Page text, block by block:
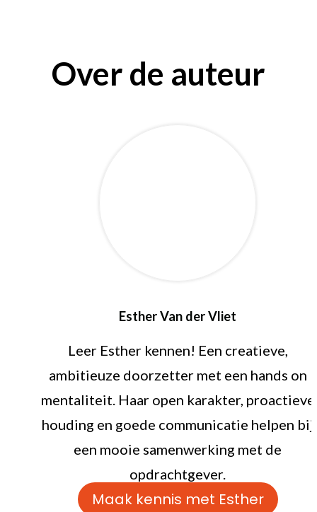
Over de auteur
Esther Van der Vliet
Leer Esther kennen! Een creatieve,
ambitieuze doorzetter met een hands on
mentaliteit. Haar open karakter, proactieve
houding en goede communicatie helpen bij
een mooie samenwerking met de
opdrachtgever.
Maak kennis met Esther